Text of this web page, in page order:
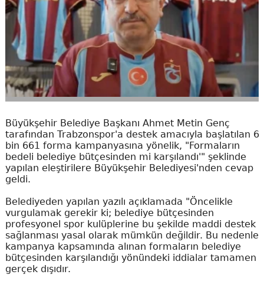
Büyükşehir Belediye Başkanı Ahmet Metin Genç
tarafından Trabzonspor'a destek amacıyla başlatılan 6
bin 661 forma kampanyasına yönelik, "Formaların
bedeli belediye bütçesinden mi karşılandı'" şeklinde
yapılan eleştirilere Büyükşehir Belediyesi'nden cevap
geldi.
Belediyeden yapılan yazılı açıklamada "Öncelikle
vurgulamak gerekir ki; belediye bütçesinden
profesyonel spor kulüplerine bu şekilde maddi destek
sağlanması yasal olarak mümkün değildir. Bu nedenle
kampanya kapsamında alınan formaların belediye
bütçesinden karşılandığı yönündeki iddialar tamamen
gerçek dışıdır.